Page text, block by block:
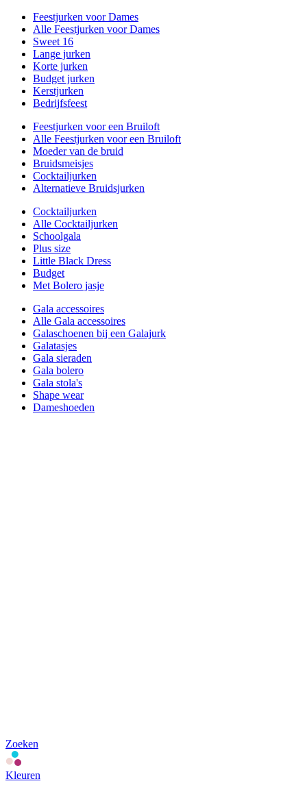
Feestjurken voor Dames
Alle Feestjurken voor Dames
Sweet 16
Lange jurken
Korte jurken
Budget jurken
Kerstjurken
Bedrijfsfeest
Feestjurken voor een Bruiloft
Alle Feestjurken voor een Bruiloft
Moeder van de bruid
Bruidsmeisjes
Cocktailjurken
Alternatieve Bruidsjurken
Cocktailjurken
Alle Cocktailjurken
Schoolgala
Plus size
Little Black Dress
Budget
Met Bolero jasje
Gala accessoires
Alle Gala accessoires
Galaschoenen bij een Galajurk
Galatasjes
Gala sieraden
Gala bolero
Gala stola's
Shape wear
Dameshoeden
Zoeken
Kleuren